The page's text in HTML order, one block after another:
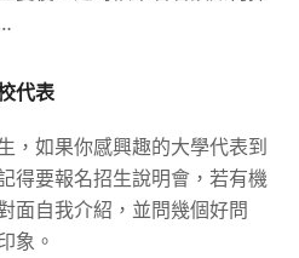
代表
，如果你感興趣的大學代表到
得要報名招生說明會，若有機
面自我介紹，並問幾個好問
象。